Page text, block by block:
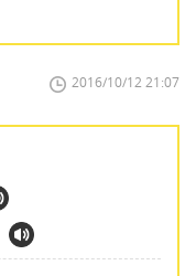
2016/10/12 21:07